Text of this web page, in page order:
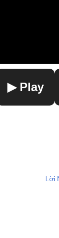
▶ Play
Lời